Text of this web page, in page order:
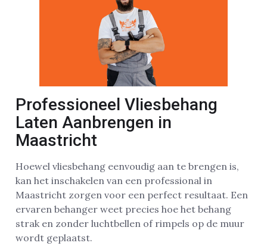
Professioneel Vliesbehang
Laten Aanbrengen in
Maastricht
Hoewel vliesbehang eenvoudig aan te brengen is,
kan het inschakelen van een professional in
Maastricht zorgen voor een perfect resultaat. Een
ervaren behanger weet precies hoe het behang
strak en zonder luchtbellen of rimpels op de muur
wordt geplaatst.